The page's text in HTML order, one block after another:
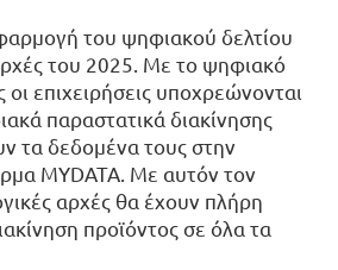
του ψηφιακού δελτίου
του 2025. Με το ψηφιακό
οι επιχειρήσεις υποχρεώνονται
παραστατικά διακίνησης
τα δεδομένα τους στην
MYDATA. Με αυτόν τον
αρχές θα έχουν πλήρη
προϊόντος σε όλα τα